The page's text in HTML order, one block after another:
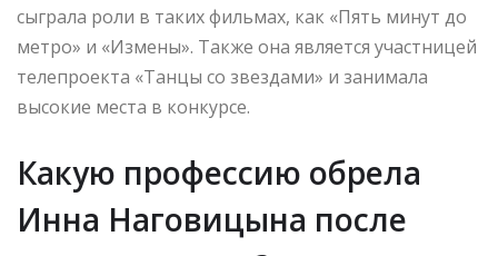
сыграла роли в таких фильмах, как «Пять минут до
метро» и «Измены». Также она является участницей
телепроекта «Танцы со звездами» и занимала
высокие места в конкурсе.
Какую профессию обрела
Инна Наговицына после